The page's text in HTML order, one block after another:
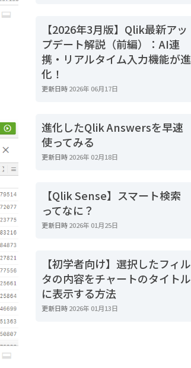
【2026年3月版】Qlik最新アッ
プデート解説（前編）：AI連
携・リアルタイム入力機能が進
化！
更新日時2026年 06月17日
進化したQlik Answersを早速
使ってみる
更新日時2026年 02月18日
【Qlik Sense】スマート検索
ってなに？
更新日時2026年 01月25日
【初学者向け】選択したフィル
タの内容をチャートのタイトル
に表示する方法
更新日時2026年 01月13日